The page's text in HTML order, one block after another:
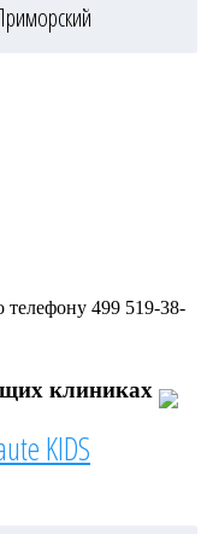
телефону 499 519-38-
клиниках
KIDS